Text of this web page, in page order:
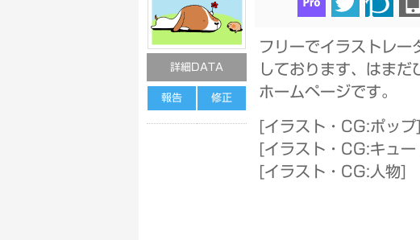
詳細DATA
報告 修正
フリーでイラストレー
しております、はまだ
ホームページです。
[イラスト・CG:ポップ]
[イラスト・CG:キュー
[イラスト・CG:人物]